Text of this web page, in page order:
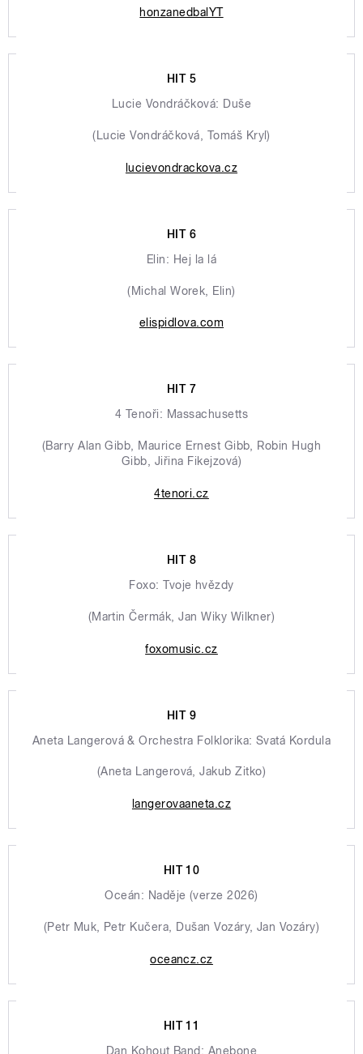
honzanedbalYT
HIT 5
Lucie Vondráčková: Duše
(Lucie Vondráčková, Tomáš Kryl)
lucievondrackova.cz
HIT 6
Elin: Hej la lá
(Michal Worek, Elin)
elispidlova.com
HIT 7
4 Tenoři: Massachusetts
(Barry Alan Gibb, Maurice Ernest Gibb, Robin Hugh
Gibb, Jiřina Fikejzová)
4tenori.cz
HIT 8
Foxo: Tvoje hvězdy
(Martin Čermák, Jan Wiky Wilkner)
foxomusic.cz
HIT 9
Aneta Langerová & Orchestra Folklorika: Svatá Kordula
(Aneta Langerová, Jakub Zitko)
langerovaaneta.cz
HIT 10
Oceán: Naděje (verze 2026)
(Petr Muk, Petr Kučera, Dušan Vozáry, Jan Vozáry)
oceancz.cz
HIT 11
Dan Kohout Band: Anebone